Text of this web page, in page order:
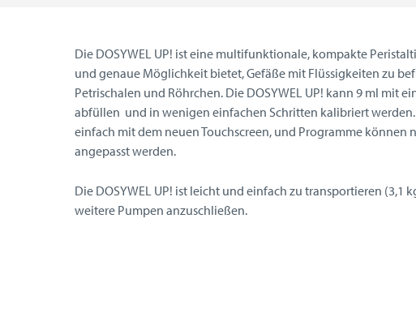
Die DOSYWEL UP! ist eine multifunktionale, kompakte
und genaue Möglichkeit bietet, Gefäße mit Flüssigkeiten zu
Petrischalen und Röhrchen. Die DOSYWEL UP! kann 9 ml mit
abfüllen und in wenigen einfachen Schritten kalibriert
einfach mit dem neuen Touchscreen, und Programme können
angepasst werden.
Die DOSYWEL UP! ist leicht und einfach zu transportieren
weitere Pumpen anzuschließen.